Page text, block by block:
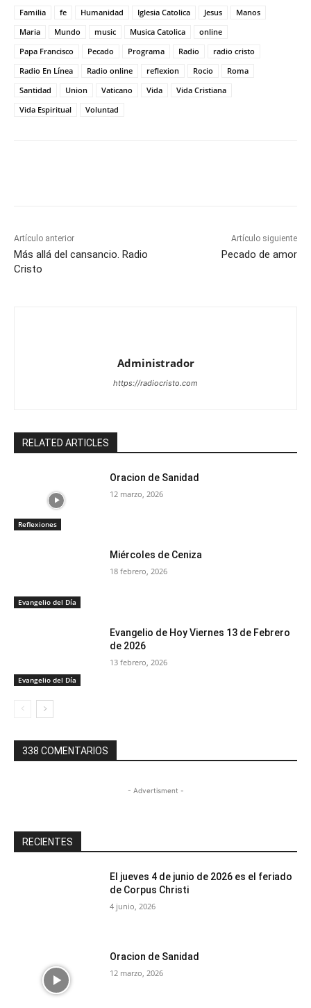
Familia
fe Humanidad Iglesia Catolica Jesus
Manos
Maria
Mundo music Musica Catolica
online
Papa Francisco
Pecado Programa Radio
radio cristo
Radio En Línea
Radio online reflexion Rocio
Roma
Santidad
Union Vaticano Vida
Vida Cristiana
Vida Espiritual
Voluntad
Artículo anterior
Más allá del cansancio. Radio
Cristo
Artículo siguiente
Pecado de amor
Administrador
https://radiocristo.com
RELATED ARTICLES
Reflexiones
Oracion de Sanidad
12 marzo, 2026
Evangelio del Día
Miércoles de Ceniza
18 febrero, 2026
Evangelio del Día
Evangelio de Hoy Viernes 13 de Febrero
de 2026
13 febrero, 2026
338 COMENTARIOS
- Advertisment -
RECIENTES
El jueves 4 de junio de 2026 es el feriado
de Corpus Christi
4 junio, 2026
Oracion de Sanidad
12 marzo, 2026